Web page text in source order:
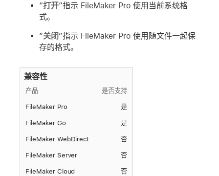
“打开”指示 FileMaker Pro 使用当前系统格
式。
“关闭”指示 FileMaker Pro 使用随文件一起保
存的格式。
兼容性
产品 是否支持
FileMaker Pro 是
FileMaker Go 是
FileMaker WebDirect 否
FileMaker Server 否
FileMaker Cloud 否